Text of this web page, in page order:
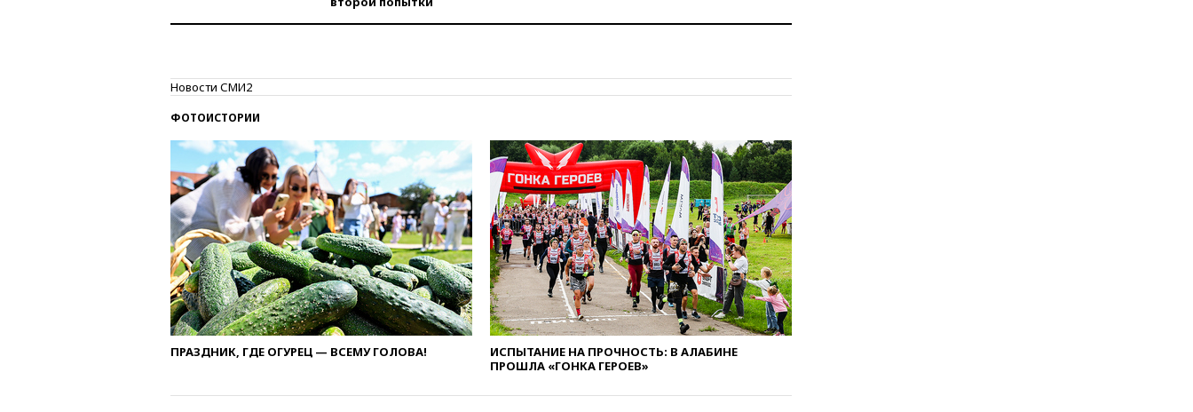
экстремизма
вчера, 20:20Суд США
постановил остановить
строительство бального зала в
Белом доме
вчера, 20:15Сенат США
одобрил ужесточение
санкций против России и
Ирана
вчера, 20:00 СК возбудил дело
Гордеевой о фейках о ВС
Новости СМИ2
ФОТОИСТОРИИ
ПРАЗДНИК, ГДЕ ОГУРЕЦ — ВСЕМУ ГОЛОВА!
ИСПЫТАНИЕ НА ПРОЧНОСТЬ: В АЛАБИНЕ
ПРОШЛА «ГОНКА ГЕРОЕВ»